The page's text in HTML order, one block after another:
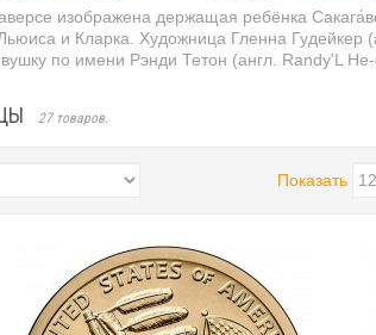
изображена держащая ребёнка
и Кларка. Художница Гленна Гудейкер (
по имени Рэнди Тетон (англ. Randy'L
27 товаров.
Показать